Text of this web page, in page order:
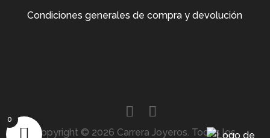
Condiciones generales de compra y devolución
Copyright © 2026 Carrera Joyeros. Todos los
0